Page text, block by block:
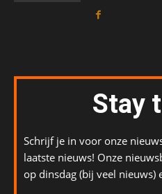
Stay
Schrijf je in voor onze
laatste nieuws! Onze
op dinsdag (bij veel nieuws)